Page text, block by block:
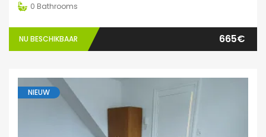
0 Bathrooms
NU BESCHIKBAAR 665€
NIEUW